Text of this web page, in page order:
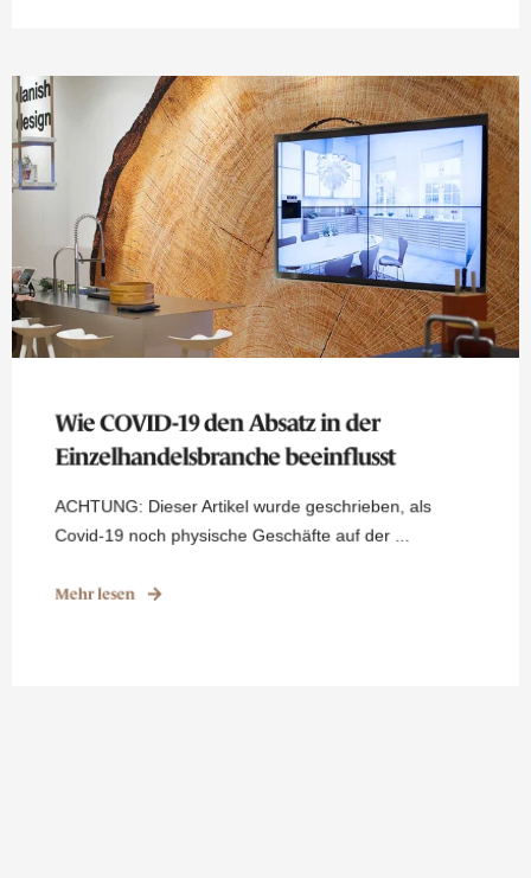
Wie COVID-19 den Absatz in der
Einzelhandelsbranche beeinflusst
ACHTUNG: Dieser Artikel wurde geschrieben, als
Covid-19 noch physische Geschäfte auf der ...
Mehr lesen